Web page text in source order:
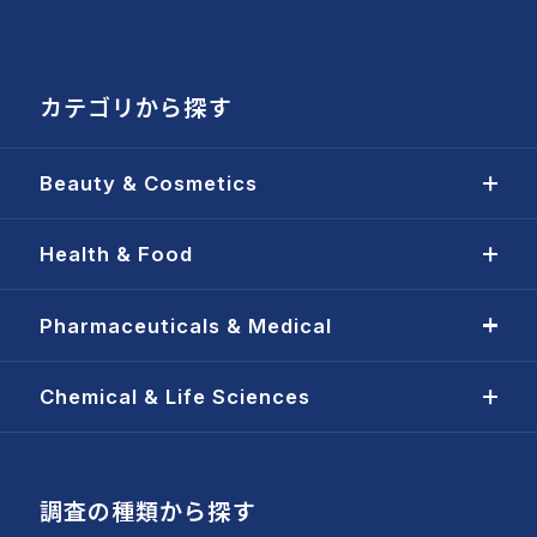
カテゴリから探す
Beauty & Cosmetics
Health & Food
Pharmaceuticals & Medical
Chemical & Life Sciences
調査の種類から探す